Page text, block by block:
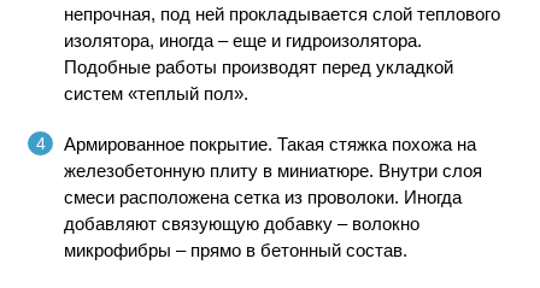
непрочная, под ней прокладывается слой теплового
изолятора, иногда – еще и гидроизолятора.
Подобные работы производят перед укладкой
систем «теплый пол».
Армированное покрытие. Такая стяжка похожа на
железобетонную плиту в миниатюре. Внутри слоя
смеси расположена сетка из проволоки. Иногда
добавляют связующую добавку – волокно
микрофибры – прямо в бетонный состав.